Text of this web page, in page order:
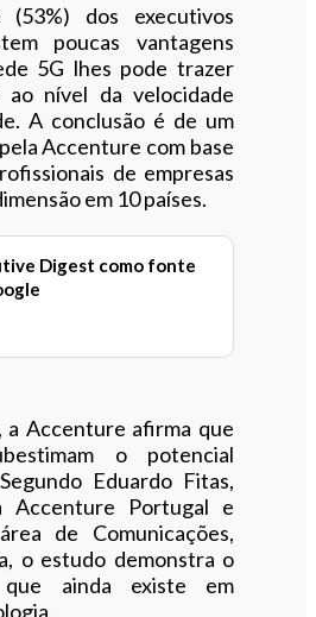
dos executivos
poucas vantagens
5G lhes pode trazer
nível da velocidade
A conclusão é de um
Accenture com base
de empresas
em 10 países.
Digest como fonte
a Accenture afirma que
o potencial
Eduardo Fitas,
Accenture Portugal e
de Comunicações,
o estudo demonstra o
que ainda existe em